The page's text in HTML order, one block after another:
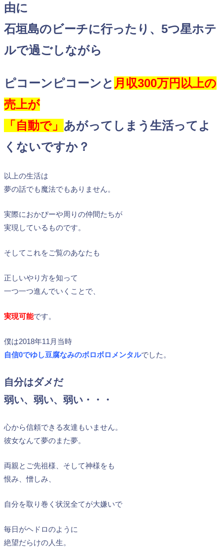
由に
石垣島のビーチに行ったり、5つ星ホテ
ルで過ごしながら
ピコーンピコーンと 月収300万円以上の
売上が
「自動で」 あがってしまう生活ってよ
くないですか？
以上の生活は
夢の話でも魔法でもありません。
実際におかぴーや周りの仲間たちが
実現しているものです。
そしてこれをご覧のあなたも
正しいやり方を知って
一つ一つ進んでいくことで、
実現可能です。
僕は2018年11月当時
自信0でゆし豆腐なみのボロボロメンタルでした。
自分はダメだ
弱い、弱い、弱い・・・
心から信頼できる友達もいません。
彼女なんて夢のまた夢。
両親とご先祖様、そして神様をも
恨み、憎しみ、
自分を取り巻く状況全てが大嫌いで
毎日がヘドロのように
絶望だらけの人生。